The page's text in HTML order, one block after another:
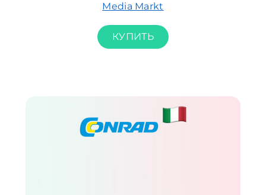
Media Markt
КУПИТЬ